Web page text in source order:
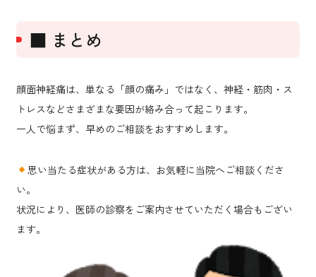
■ まとめ
顔面神経痛は、単なる「顔の痛み」ではなく、神経・筋肉・ス
トレスなどさまざまな要因が絡み合って起こります。
一人で悩まず、早めのご相談をおすすめします。
思い当たる症状がある方は、お気軽に当院へご相談くださ
い。
状況により、医師の診察をご案内させていただく場合もござい
ます。